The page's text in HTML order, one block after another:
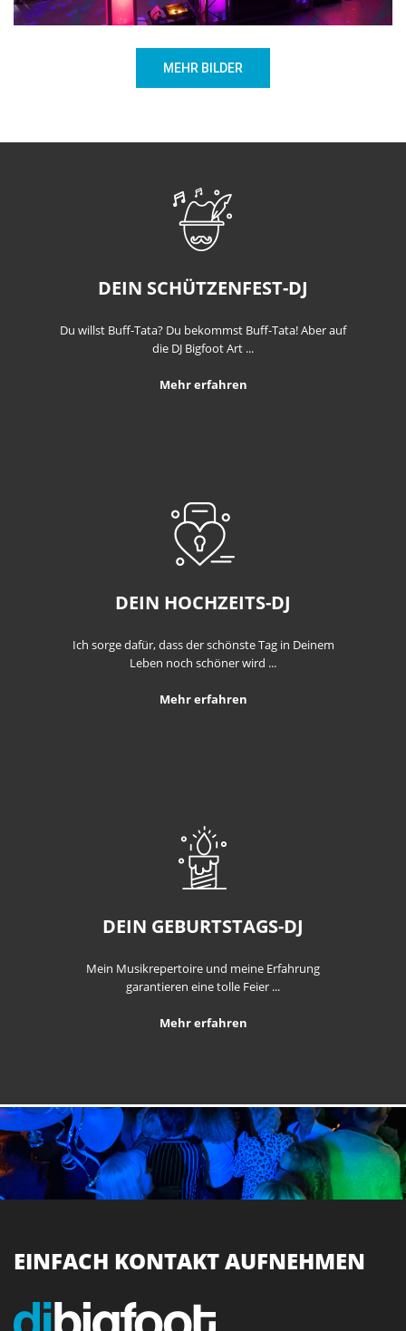
MEHR BILDER
DEIN SCHÜTZENFEST-DJ
Du willst Buff-Tata? Du bekommst Buff-Tata! Aber auf
die DJ Bigfoot Art ...
Mehr erfahren
DEIN HOCHZEITS-DJ
Ich sorge dafür, dass der schönste Tag in Deinem
Leben noch schöner wird ...
Mehr erfahren
DEIN GEBURTSTAGS-DJ
Mein Musikrepertoire und meine Erfahrung
garantieren eine tolle Feier ...
Mehr erfahren
EINFACH KONTAKT AUFNEHMEN